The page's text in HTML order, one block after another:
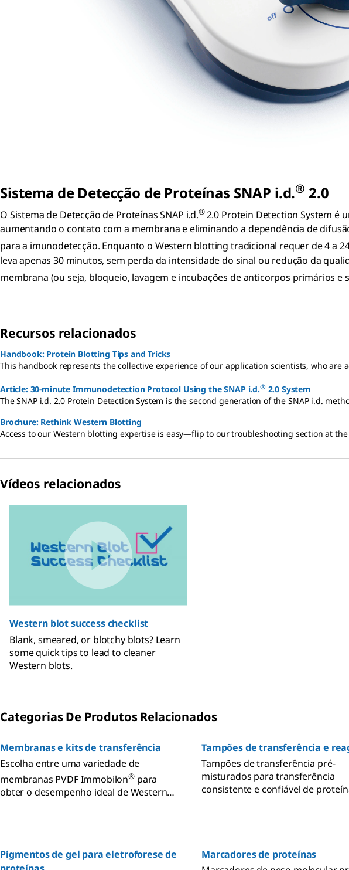
Sistema de Detecção de Proteínas SNAP i.d.® 2.0
O Sistema de Detecção de Proteínas SNAP i.d.®2.0 Protein Detection System é
aumentando o contato com a membrana e eliminando a dependência de
para a imunodetecção. Enquanto o Western blotting tradicional requer de 4 a
leva apenas 30 minutos, sem perda da intensidade do sinal ou redução da
membrana (ou seja, bloqueio, lavagem e incubações de anticorpos primários e
Recursos relacionados
Handbook: Protein Blotting Tips and Tricks
This handbook represents the collective experience of our application scientists, who
Article: 30-minute Immunodetection Protocol Using the SNAP i.d.® 2.0 System
The SNAP i.d. 2.0 Protein Detection System is the second generation of the SNAP i.d.
Brochure: Rethink Western Blotting
Access to our Western blotting expertise is easy—flip to our troubleshooting section at
Vídeos relacionados
Western blot success checklist
Blank, smeared, or blotchy blots? Learn
some quick tips to lead to cleaner
Western blots.
Categorias De Produtos Relacionados
Membranas e kits de transferência
Escolha entre uma variedade de
membranas PVDF Immobilon®para
obter o desempenho ideal de Western
Tampões de transferência e
Tampões de transferência pré-
misturados para transferência
consistente e confiável de
Pigmentos de gel para eletroforese de
Marcadores de proteínas